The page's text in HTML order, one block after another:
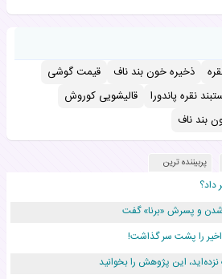
ذخیره خون بند ناف
قیمت گوشی
قالیشویی کوروش
بند ناف
پربیننده ترین
داد؟
شدن و پسرش «برنا» گفت
این پژوهش را بخوانید